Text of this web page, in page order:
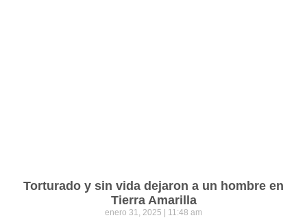
Torturado y sin vida dejaron a un hombre en
Tierra Amarilla
enero 31, 2025 11:48 am